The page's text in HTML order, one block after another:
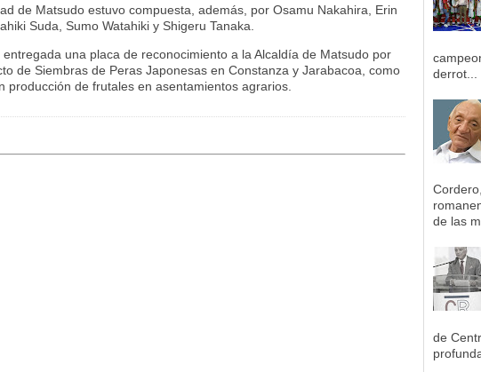
de Matsudo estuvo compuesta, además, por Osamu Nakahira, Erin
Suda, Sumo Watahiki y Shigeru Tanaka.
una placa de reconocimiento a la Alcaldía de Matsudo por
de Siembras de Peras Japonesas en Constanza y Jarabacoa, como
producción de frutales en asentamientos agrarios.
derrot...
de las
de